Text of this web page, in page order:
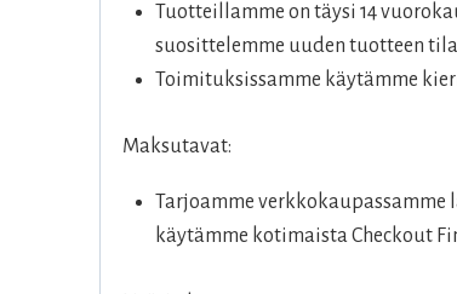
Tuotteillamme on täysi 14
suosittelemme uuden tuotteen
Toimituksissamme käytämme
Maksutavat:
Tarjoamme
käytämme kotimaista Checkout